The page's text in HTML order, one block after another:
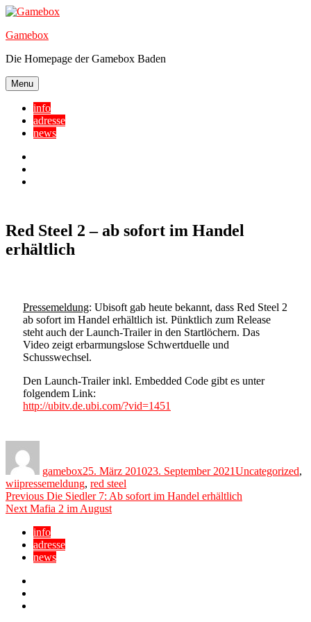
Skip
content
Gamebox
Die Homepage der Gamebox Baden
Menu
info
adresse
news
Red Steel 2 – ab sofort im Handel
erhältlich
Pressemeldung: Ubisoft gab heute bekannt, dass Red Steel 2
ab sofort im Handel erhältlich ist. Pünktlich zum Release
steht auch der Launch-Trailer in den Startlöchern. Das
Video zeigt erbarmungslose Schwertduelle und
Schusswechsel.
Den Launch-Trailer inkl. Embedded Code gibt es unter
folgendem Link:
http://ubitv.de.ubi.com/?vid=1451
gamebox25. März 201023. September 2021Uncategorized,
wiiTags
pressemeldung, red steel
Beitragsnavigation
Previous Previous
post:
Die Siedler 7: Ab sofort im Handel erhältlich
Next Next
Mafia 2 im August
info
adresse
news